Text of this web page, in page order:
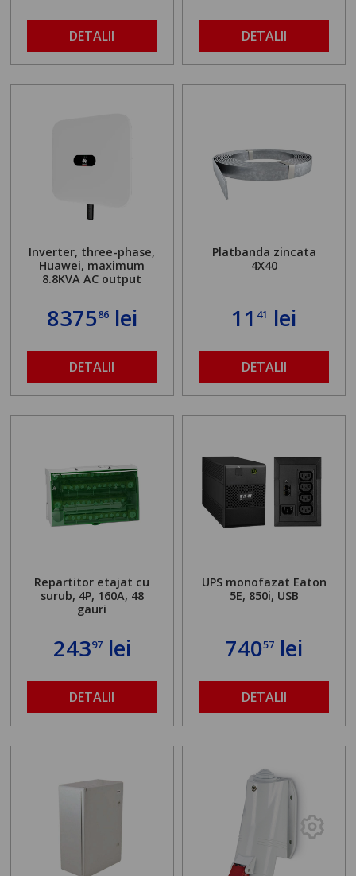
DETALII DETALII
Inverter, three-phase,
Huawei, maximum
8.8KVA AC output
837586lei
DETALII
Platbanda zincata
4X40
11 41 lei
DETALII
Repartitor etajat cu
surub, 4P, 160A, 48
gauri
24397lei
DETALII
UPS monofazat Eaton
5E, 850i, USB
74057 lei
DETALII